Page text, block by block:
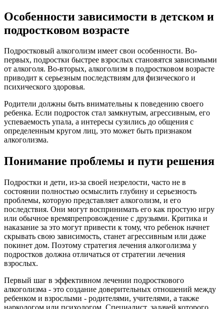
Особенности зависимости в детском и
подростковом возрасте
Подростковый алкоголизм имеет свои особенности. Во-
первых, подростки быстрее взрослых становятся зависимыми
от алкоголя. Во-вторых, алкоголизм в подростковом возрасте
приводит к серьезным последствиям для физического и
психического здоровья.
Родители должны быть внимательны к поведению своего
ребенка. Если подросток стал замкнутым, агрессивным, его
успеваемость упала, а интересы сузились до общения с
определенным кругом лиц, это может быть признаком
алкоголизма.
Понимание проблемы и пути решения
Подростки и дети, из-за своей незрелости, часто не в
состоянии полностью осмыслить глубину и серьезность
проблемы, которую представляет алкоголизм, и его
последствия. Они могут воспринимать его как простую игру
или обычное времяпрепровождение с друзьями. Критика и
наказание за это могут привести к тому, что ребенок начнет
скрывать свою зависимость, станет агрессивным или даже
покинет дом. Поэтому стратегия лечения алкоголизма у
подростков должна отличаться от стратегии лечения
взрослых.
Первый шаг в эффективном лечении подросткового
алкоголизма - это создание доверительных отношений между
ребенком и взрослыми - родителями, учителями, а также